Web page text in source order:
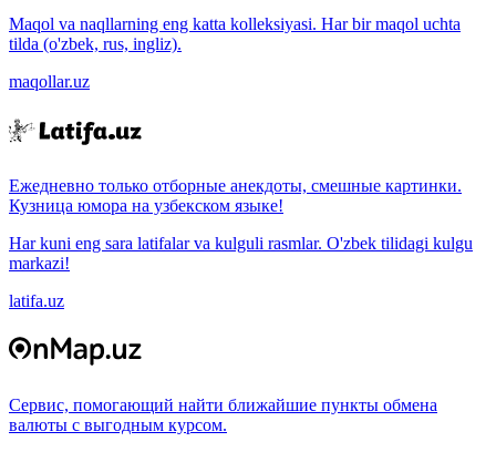
Maqol va naqllarning eng katta kolleksiyasi. Har bir maqol uchta
tilda (o'zbek, rus, ingliz).
maqollar.uz
Ежедневно только отборные анекдоты, смешные картинки.
Кузница юмора на узбекском языке!
Har kuni eng sara latifalar va kulguli rasmlar. O'zbek tilidagi kulgu
markazi!
latifa.uz
Сервис, помогающий найти ближайшие пункты обмена
валюты с выгодным курсом.